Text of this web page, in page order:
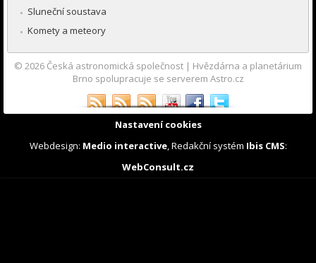
Sluneční soustava
Komety a meteory
© 2026 Česká astronomická společnost | Hvězdárna a planetárium
Brno spolupracuje se serverem Astro.cz
Nastavení cookies
Webdesign: Medio interactive, Redakční systém Ibis CMS:
WebConsult.cz